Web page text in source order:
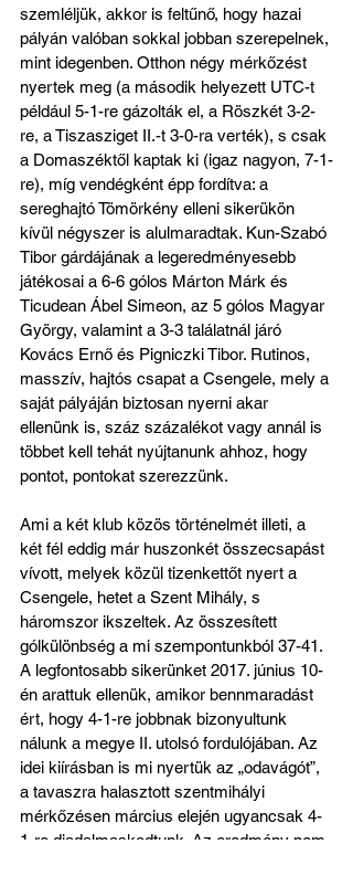
szemléljük, akkor is feltűnő, hogy hazai
pályán valóban sokkal jobban szerepelnek,
mint idegenben. Otthon négy mérkőzést
nyertek meg (a második helyezett UTC-t
például 5-1-re gázolták el, a Röszkét 3-2-
re, a Tiszasziget II.-t 3-0-ra verték), s csak
a Domaszéktől kaptak ki (igaz nagyon, 7-1-
re), míg vendégként épp fordítva: a
sereghajtó Tömörkény elleni sikerükön
kívül négyszer is alulmaradtak. Kun-Szabó
Tibor gárdájának a legeredményesebb
játékosai a 6-6 gólos Márton Márk és
Ticudean Ábel Simeon, az 5 gólos Magyar
György, valamint a 3-3 találatnál járó
Kovács Ernő és Pigniczki Tibor. Rutinos,
masszív, hajtós csapat a Csengele, mely a
saját pályáján biztosan nyerni akar
ellenünk is, száz százalékot vagy annál is
többet kell tehát nyújtanunk ahhoz, hogy
pontot, pontokat szerezzünk.
Ami a két klub közös történelmét illeti, a
két fél eddig már huszonkét összecsapást
vívott, melyek közül tizenkettőt nyert a
Csengele, hetet a Szent Mihály, s
háromszor ikszeltek. Az összesített
gólkülönbség a mi szempontunkból 37-41.
A legfontosabb sikerünket 2017. június 10-
én arattuk ellenük, amikor bennmaradást
ért, hogy 4-1-re jobbnak bizonyultunk
nálunk a megye II. utolsó fordulójában. Az
idei kiírásban is mi nyertük az „odavágót”,
a tavaszra halasztott szentmihályi
mérkőzésen március elején ugyancsak 4-
1-re diadalmaskodtunk. Az eredmény nem